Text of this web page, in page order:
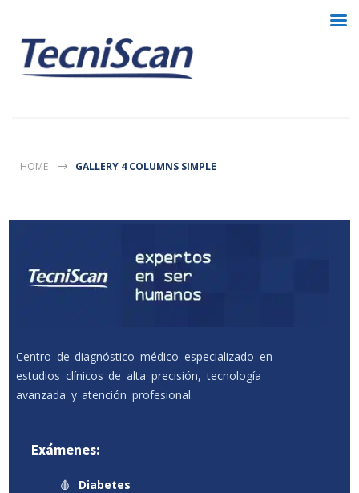
HOME GALLERY 4 COLUMNS SIMPLE
Centro de diagnóstico médico especializado en
estudios clínicos de alta precisión, tecnología
avanzada y atención profesional.
Exámenes:
🩸
Diabetes